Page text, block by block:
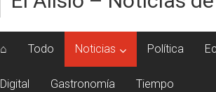
⌂ Todo Noticias Política
Digital Gastronomía Tiempo